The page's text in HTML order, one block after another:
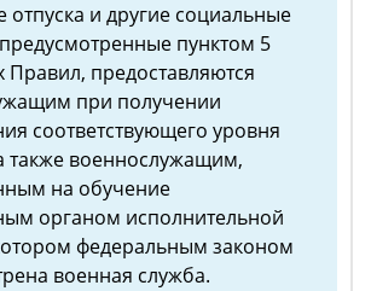
отпуска и другие социальные
пунктом 5
Правил, предоставляются
при получении
соответствующего уровня
также военнослужащим,
на обучение
органом исполнительной
федеральным законом
военная служба.